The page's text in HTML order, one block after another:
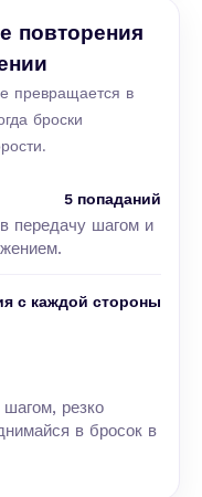
повторения
превращается в
броски
5 попаданий
передачу шагом и
с каждой стороны
резко
в бросок в